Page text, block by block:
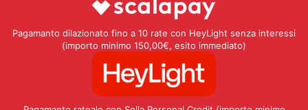
Pagamanto dilazionato fino a 10 rate con HeyLight senza interessi
(importo minimo 150,00€, esito immediato)